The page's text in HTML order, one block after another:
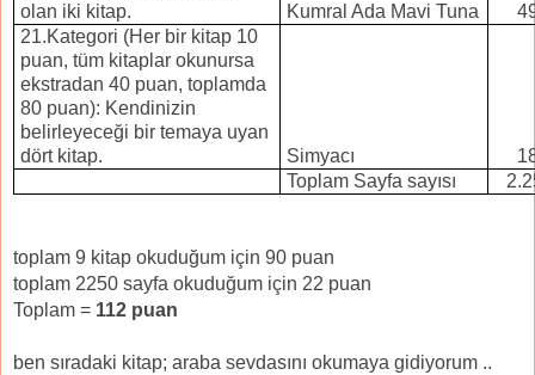
olan iki kitap.
Kumral Ada Mavi Tuna
21.Kategori (Her bir kitap 10
puan, tüm kitaplar okunursa
ekstradan 40 puan, toplamda
80 puan): Kendinizin
belirleyeceği bir temaya uyan
dört kitap.
Simyacı
Toplam Sayfa sayısı
toplam 9 kitap okuduğum için 90 puan
toplam 2250 sayfa okuduğum için 22 puan
Toplam = 112 puan
ben sıradaki kitap; araba sevdasını okumaya gidiyorum ..